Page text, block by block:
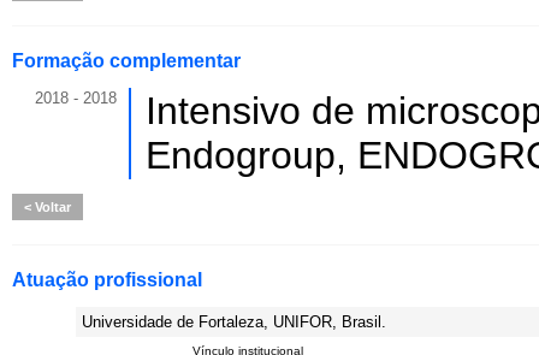
Formação complementar
2018 - 2018
Intensivo de
Endogroup,
Voltar
Atuação profissional
Universidade de Fortaleza, UNIFOR, Brasil.
Vínculo institucional